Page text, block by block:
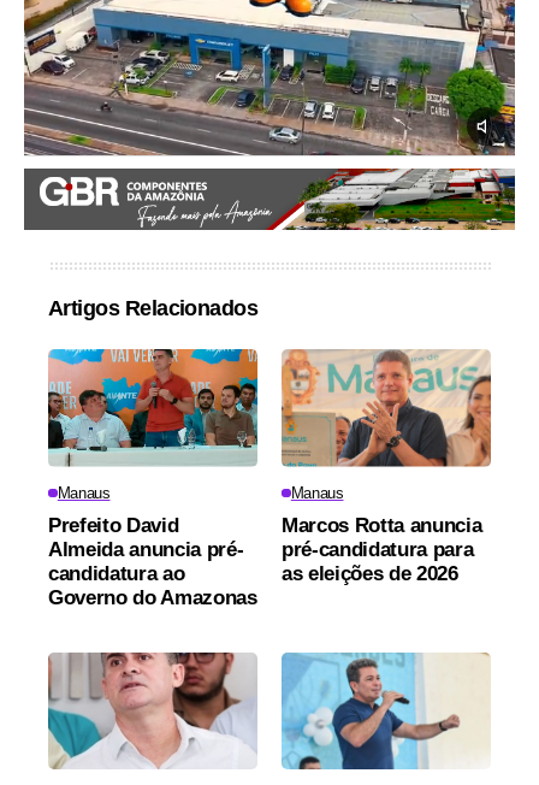
Artigos Relacionados
Manaus
Prefeito David
Almeida anuncia pré-
candidatura ao
Governo do Amazonas
Manaus
Marcos Rotta anuncia
pré-candidatura para
as eleições de 2026